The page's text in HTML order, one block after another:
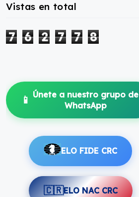
Vistas en total
7 6 2 7 7 8
📱 Únete a nuestro grupo de
WhatsApp
ELO FIDE CRC
🇨🇷ELO NAC CRC